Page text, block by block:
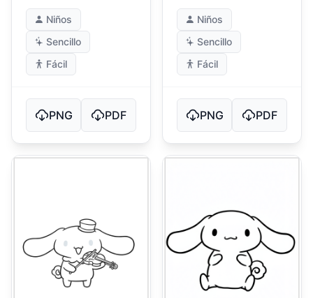
Niños
Sencillo
Fácil
PNG PDF
Niños
Sencillo
Fácil
PNG PDF